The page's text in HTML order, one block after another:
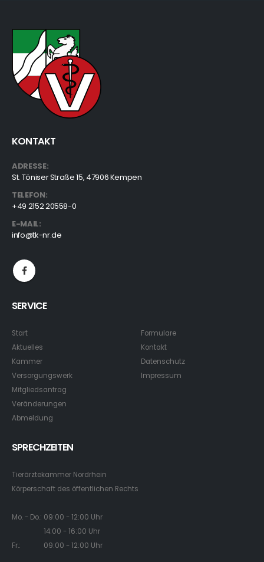
KONTAKT
ADRESSE:
St. Töniser Straße 15, 47906 Kempen
TELEFON:
+49 2152 20558-0
E-MAIL:
info@tk-nr.de
SERVICE
Start
Aktuelles
Kammer
Versorgungswerk
Mitgliedsantrag
Veränderungen
Abmeldung
Formulare
Kontakt
Datenschutz
Impressum
SPRECHZEITEN
Tierärztekammer Nordrhein
Körperschaft des öffentlichen Rechts
Mo. - Do.: 09:00 - 12:00 Uhr
14:00 - 16:00 Uhr
Fr.: 09:00 - 12:00 Uhr